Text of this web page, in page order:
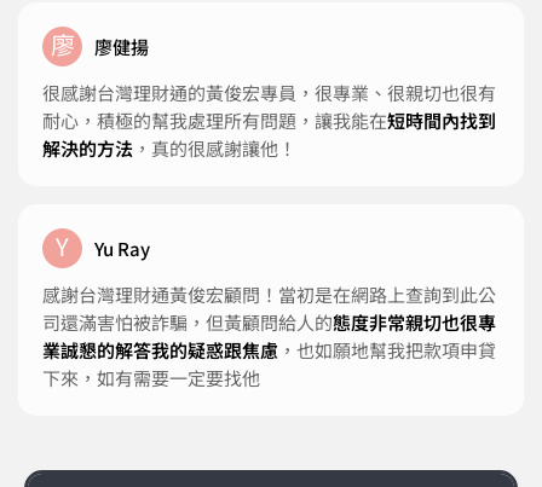
廖
廖健揚
很感謝台灣理財通的黃俊宏專員，很專業、很親切也很有
耐心，積極的幫我處理所有問題，讓我能在短時間內找到
解決的方法 ，真的很感謝讓他！
Y
Yu Ray
感謝台灣理財通黃俊宏顧問！當初是在網路上查詢到此公
司還滿害怕被詐騙，但黃顧問給人的態度非常親切也很專
業誠懇的解答我的疑惑跟焦慮 ，也如願地幫我把款項申貸
下來，如有需要一定要找他